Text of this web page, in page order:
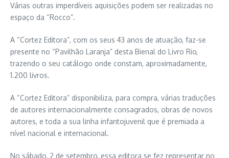
Várias outras imperdíveis aquisições podem ser realizadas no
espaço da “Rocco”.
A “Cortez Editora”, com os seus 43 anos de atuação, faz-se
presente no “Pavilhão Laranja” desta Bienal do Livro Rio,
trazendo o seu catálogo onde constam, aproximadamente,
1.200 livros.
A “Cortez Editora” disponibiliza, para compra, várias traduções
de autores internacionalmente consagrados, obras de novos
autores, e toda a sua linha infantojuvenil que é premiada a
nível nacional e internacional.
No sábado, 2 de setembro, essa editora se fez representar no